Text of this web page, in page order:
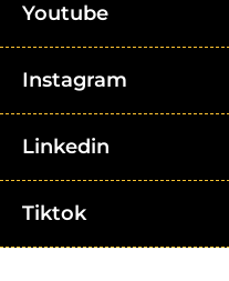
Youtube
Instagram
Linkedin
Tiktok